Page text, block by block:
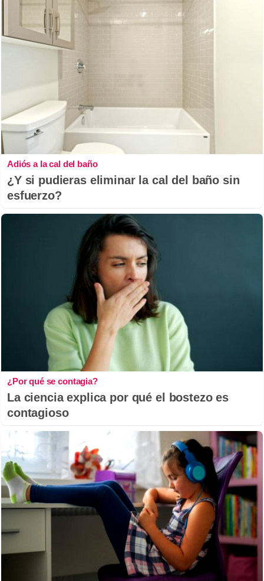
Adiós a la cal del baño
¿Y si pudieras eliminar la cal del baño sin
esfuerzo?
¿Por qué se contagia?
La ciencia explica por qué el bostezo es
contagioso